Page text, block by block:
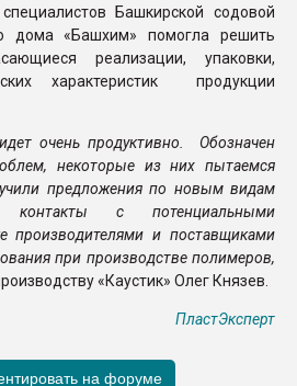
Башкирской содовой
дома «Башхим» помогла решить
реализации, упаковки,
характеристик продукции
очень продуктивно. Обозначен
некоторые из них пытаемся
предложения по новым видам
контакты с потенциальными
производителями и поставщиками
при производстве полимеров,
«Каустик» Олег Князев.
ПластЭксперт